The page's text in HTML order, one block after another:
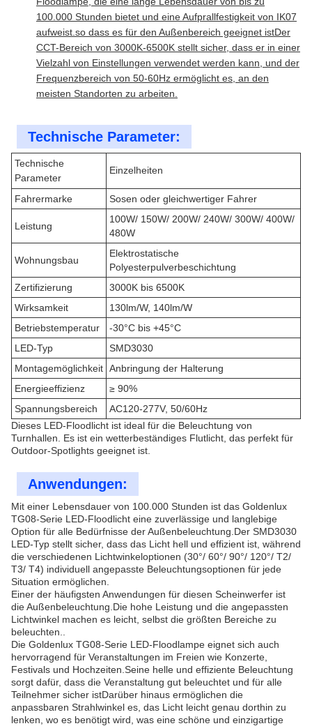
100.000 Stunden bietet und eine Aufprallfestigkeit von IK07
aufweist.so dass es für den Außenbereich geeignet istDer
CCT-Bereich von 3000K-6500K stellt sicher, dass er in einer
Vielzahl von Einstellungen verwendet werden kann, und der
Frequenzbereich von 50-60Hz ermöglicht es, an den
meisten Standorten zu arbeiten.
Technische Parameter:
Technische
Parameter
Einzelheiten
Fahrermarke Sosen oder gleichwertiger Fahrer
Leistung
100W/ 150W/ 200W/ 240W/ 300W/ 400W/
480W
Wohnungsbau
Elektrostatische
Polyesterpulverbeschichtung
Zertifizierung
3000K bis 6500K
Wirksamkeit
130lm/W, 140lm/W
Betriebstemperatur
-30°C bis +45°C
LED-Typ
SMD3030
Montagemöglichkeit Anbringung der Halterung
Energieeffizienz
≥ 90%
Spannungsbereich
AC120-277V, 50/60Hz
Dieses LED-Floodlicht ist ideal für die Beleuchtung von
Turnhallen. Es ist ein wetterbeständiges Flutlicht, das perfekt für
Outdoor-Spotlights geeignet ist.
Anwendungen:
Mit einer Lebensdauer von 100.000 Stunden ist das Goldenlux
TG08-Serie LED-Floodlicht eine zuverlässige und langlebige
Option für alle Bedürfnisse der Außenbeleuchtung.Der SMD3030
LED-Typ stellt sicher, dass das Licht hell und effizient ist, während
die verschiedenen Lichtwinkeloptionen (30°/ 60°/ 90°/ 120°/ T2/
T3/ T4) individuell angepasste Beleuchtungsoptionen für jede
Situation ermöglichen.
Einer der häufigsten Anwendungen für diesen Scheinwerfer ist
die Außenbeleuchtung.Die hohe Leistung und die angepassten
Lichtwinkel machen es leicht, selbst die größten Bereiche zu
beleuchten..
Die Goldenlux TG08-Serie LED-Floodlampe eignet sich auch
hervorragend für Veranstaltungen im Freien wie Konzerte,
Festivals und Hochzeiten.Seine helle und effiziente Beleuchtung
sorgt dafür, dass die Veranstaltung gut beleuchtet und für alle
Teilnehmer sicher istDarüber hinaus ermöglichen die
anpassbaren Strahlwinkel es, das Licht leicht genau dorthin zu
lenken, wo es benötigt wird, was eine schöne und einzigartige